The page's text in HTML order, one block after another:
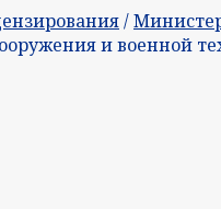
/
и военной